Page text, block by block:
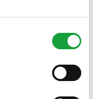
Milano da bere
novita nel campo